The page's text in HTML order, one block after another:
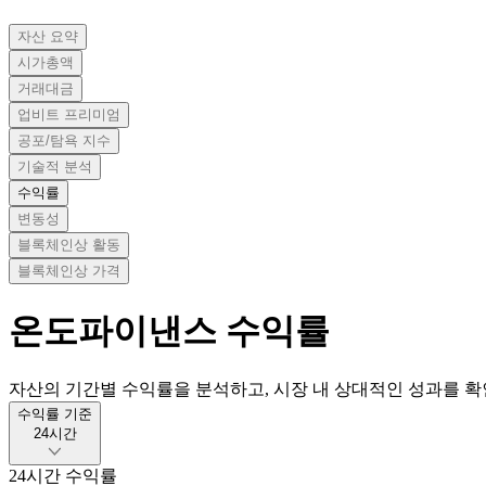
자산 요약
시가총액
거래대금
업비트 프리미엄
공포/탐욕 지수
기술적 분석
수익률
변동성
블록체인상 활동
블록체인상 가격
온도파이낸스 수익률
자산의 기간별 수익률을 분석하고, 시장 내 상대적인 성과를
수익률 기준
24시간
24시간 수익률